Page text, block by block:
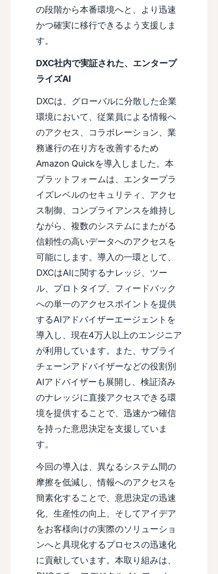
の段階から本番環境へと、より迅速
かつ確実に移行できるよう支援しま
す。
DXC社内で実証された、エンタープ
ライズAI
DXCは、グローバルに分散した企業
環境において、従業員による情報へ
のアクセス、コラボレーション、業
務遂行の在り方を改善するため
Amazon Quickを導入しました。本
プラットフォームは、エンタープラ
イズレベルのセキュリティ、アクセ
ス制御、コンプライアンスを維持し
ながら、複数のシステムにまたがる
信頼性の高いデータへのアクセスを
可能にします。導入の一環として、
DXCはAIに関するナレッジ、ツー
ル、プロトタイプ、フィードバック
への単一のアクセスポイントを提供
するAIアドバイザーエージェントを
導入し、現在4万人以上のエンジニア
が利用しています。また、サプライ
チェーンアドバイザーなどの役割別
AIアドバイザーも展開し、検証済み
のナレッジに直接アクセスできる環
境を提供することで、迅速かつ確信
を持った意思決定を支援していま
す。
今回の導入は、異なるシステム間の
摩擦を低減し、情報へのアクセスを
簡素化することで、意思決定の迅速
化、生産性の向上、そしてアイデア
をお客様向けの実際のソリューショ
ンへと具現化するプロセスの迅速化
に貢献しています。本取り組みは、